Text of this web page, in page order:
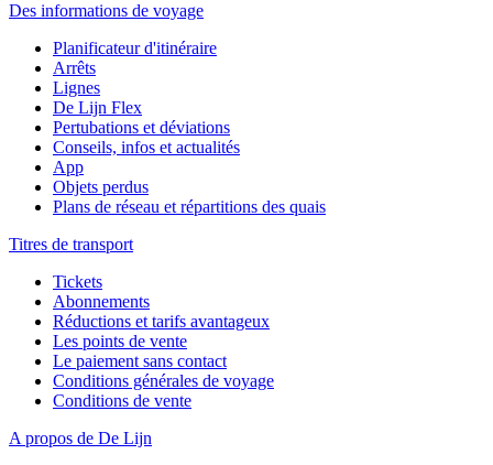
Des informations de voyage
Planificateur d'itinéraire
Arrêts
Lignes
De Lijn Flex
Pertubations et déviations
Conseils, infos et actualités
App
Objets perdus
Plans de réseau et répartitions des quais
Titres de transport
Tickets
Abonnements
Réductions et tarifs avantageux
Les points de vente
Le paiement sans contact
Conditions générales de voyage
Conditions de vente
A propos de De Lijn